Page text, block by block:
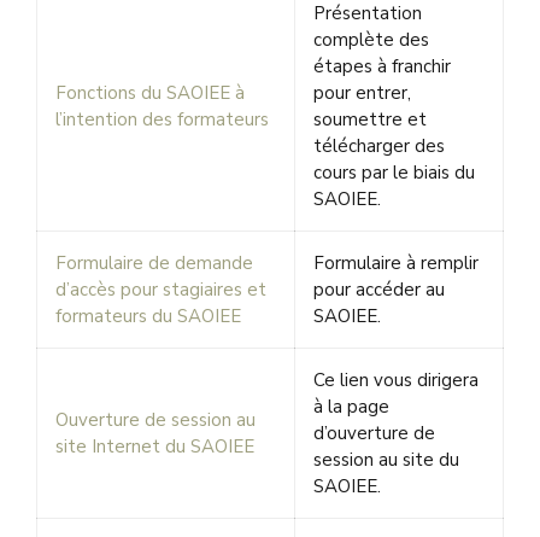
Fonctions du SAOIEE à
l’intention des formateurs
Présentation
complète des
étapes à franchir
pour entrer,
soumettre et
télécharger des
cours par le biais du
SAOIEE.
Formulaire de demande
d’accès pour stagiaires et
formateurs du SAOIEE
Formulaire à remplir
pour accéder au
SAOIEE.
Ouverture de session au
site Internet du SAOIEE
Ce lien vous dirigera
à la page
d’ouverture de
session au site du
SAOIEE.